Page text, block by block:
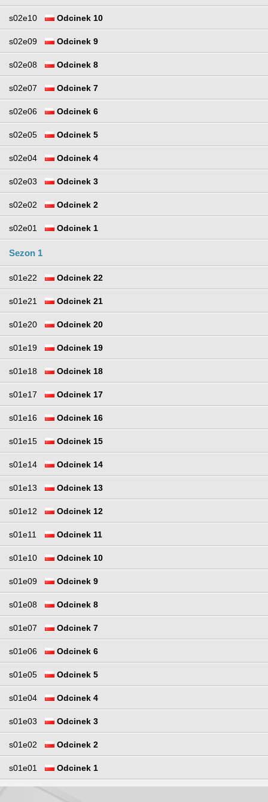
s02e10 Odcinek 10
s02e09 Odcinek 9
s02e08 Odcinek 8
s02e07 Odcinek 7
s02e06 Odcinek 6
s02e05 Odcinek 5
s02e04 Odcinek 4
s02e03 Odcinek 3
s02e02 Odcinek 2
s02e01 Odcinek 1
Sezon 1
s01e22 Odcinek 22
s01e21 Odcinek 21
s01e20 Odcinek 20
s01e19 Odcinek 19
s01e18 Odcinek 18
s01e17 Odcinek 17
s01e16 Odcinek 16
s01e15 Odcinek 15
s01e14 Odcinek 14
s01e13 Odcinek 13
s01e12 Odcinek 12
s01e11 Odcinek 11
s01e10 Odcinek 10
s01e09 Odcinek 9
s01e08 Odcinek 8
s01e07 Odcinek 7
s01e06 Odcinek 6
s01e05 Odcinek 5
s01e04 Odcinek 4
s01e03 Odcinek 3
s01e02 Odcinek 2
s01e01 Odcinek 1